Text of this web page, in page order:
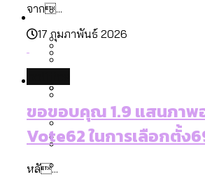
เรียนที่เราได้รับจากเลือ
กทม. มีอำนาจแค่ไหน ใน
ที่อาศัยอยู่ในกรุงเทพฯ
ขยะของคน กทม. ที่ยังถูก
งบระบายน้ำ-ป้องกันน้ำท่
2569) ของ กทม. ในยุคชั
ความเกลียดชังที่ขายได้ :
Speech ที่ถูกผลิตซ้ำผ่าน
ความขัดแย้งไทย-กัมพูชา
สำรวจเศรษฐกิจในกรุงเ
Bangkok Index 2025
สังคมสูงวัยระดับสุดยอด
กรุงเทพฯ เมืองสังคมผู้
สำรวจเหตุไฟไหม้ในกรุง
[ข้อมูลดิบ]
Project
Bangkok Index
DEMO Thailand
About Us
จาก...
17 กุมภาพันธ์ 2026
ขอขอบคุณ 1.9 แสนภาพ
Vote62 ในการเลือกตั้ง
หลั...